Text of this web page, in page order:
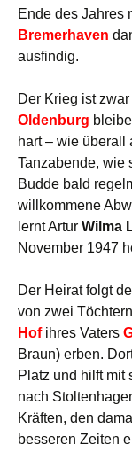
Ende des Jahres
Bremerhaven
ausfindig.
Der Krieg ist
Oldenburg
hart – wie überall
Tanzabende, wie
Budde bald
willkommene
lernt Artur Wilma
November 1947
Der Heirat folgt
von zwei
Hofihres Vaters
Braun) erben.
Platz und hilft mit
nach
Kräften, den
besseren Zeiten